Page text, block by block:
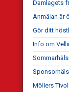
Damlagets
Anmälan är
Gör ditt
Info om
Möllers